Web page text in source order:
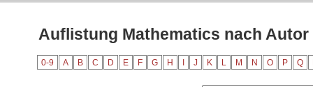
Auflistung Mathematics nach
0-9 A B C D E F G H J K L M N O P Q